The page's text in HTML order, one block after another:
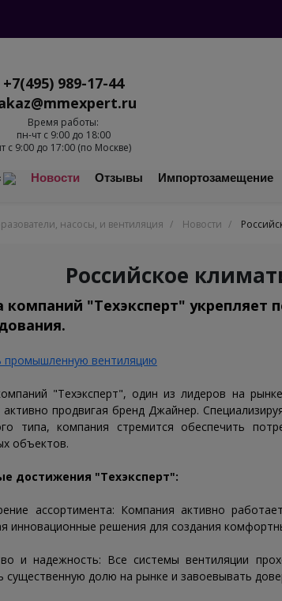
+7(495) 989-17-44
Время работы:
пн-чт с 9:00 до 18:00
с 9:00 до 17:00 (по Москве)
Новости Отзывы Импортозамещение
насосы, и вентиляция / Новости /
Российское
компаний "Техэксперт" укрепляет
"Техэксперт", один из лидеров на
активно продвигая бренд Джайнер.
типа, компания стремится обеспечить
объектов.
достижения "Техэксперт":
ассортимента: Компания активно
инновационные решения для создания
и надежность: Все системы вентиляции
существенную долю на рынке и завоевывать